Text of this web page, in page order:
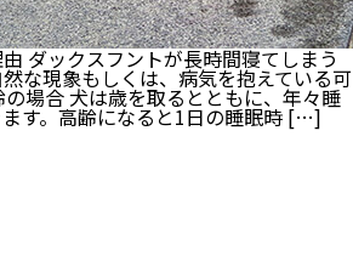
ダックスフントが長時間寝てしまう
な現象もしくは、病気を抱えている可
場合 犬は歳を取るとともに、年々睡
す。高齢になると1日の睡眠時 […]